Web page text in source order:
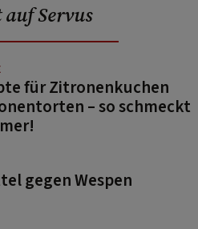
Servus
für Zitronenkuchen
– so schmeckt
gegen Wespen